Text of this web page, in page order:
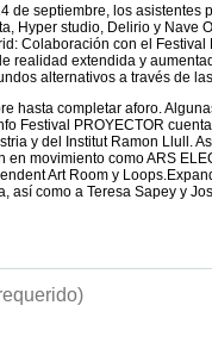
de septiembre, los asistentes
Hyper studio, Delirio y Nave
Colaboración con el Festival
realidad extendida y
alternativos a través de
hasta completar aforo.
Festival PROYECTOR
y del Institut Ramon Llull.
movimiento como ARS
Art Room y
así como a Teresa Sapey y